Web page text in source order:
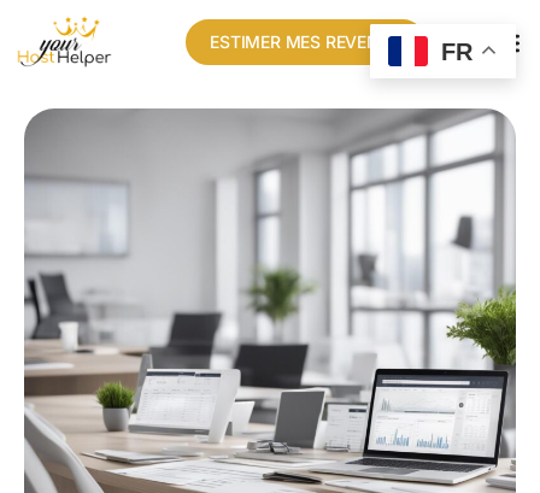
ESTIMER MES REVENUS FR